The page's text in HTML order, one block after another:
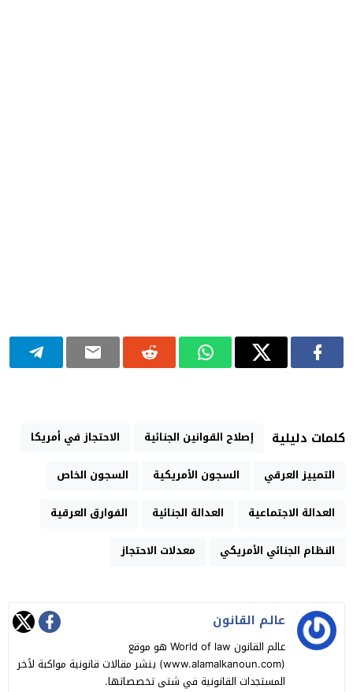
كلمات دليلية إصلاح القوانين الجنائية
الاحتجاز في أمريكا
التمييز العرقي
السجون الأمريكية
السجون الخاص
العدالة الاجتماعية
العدالة الجنائية
الفوارق العرقية
النظام الجنائي الأمريكي
معدلات الاحتجاز
عالـم القانون
عالم القانون World of law هو موقع
(www.alamalkanoun.com) ينشر مقالات قانونية مواكبة لأخر
المستجدات القانونية في شتى تخصصاتها.